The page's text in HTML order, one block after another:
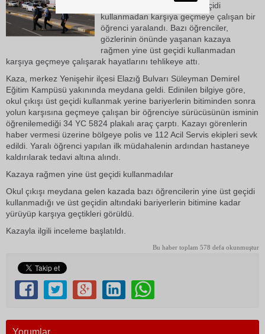
gelen trafik kazasında üst geçidi
kullanmadan karşıya geçmeye çalışan bir
öğrenci yaralandı. Bazı öğrenciler,
gözlerinin önünde yaşanan kazaya
rağmen yine üst geçidi kullanmadan
karşıya geçmeye çalışarak hayatlarını tehlikeye attı.
Kaza, merkez Yenişehir ilçesi Elazığ Bulvarı Süleyman Demirel
Eğitim Kampüsü yakınında meydana geldi. Edinilen bilgiye göre,
okul çıkışı üst geçidi kullanmak yerine bariyerlerin bitiminden sonra
yolun karşısına geçmeye çalışan bir öğrenciye sürücüsünün isminin
öğrenilemediği 34 YC 5824 plakalı araç çarptı. Kazayı görenlerin
haber vermesi üzerine bölgeye polis ve 112 Acil Servis ekipleri sevk
edildi. Yaralı öğrenci yapılan ilk müdahalenin ardından hastaneye
kaldırılarak tedavi altına alındı.
Kazaya rağmen yine üst geçidi kullanmadılar
Okul çıkışı meydana gelen kazada bazı öğrencilerin yine üst geçidi
kullanmadığı ve üst geçidin altındaki bariyerlerin bitimine kadar
yürüyüp karşıya geçtikleri görüldü.
Kazayla ilgili inceleme başlatıldı.
Bu haber toplam 578 defa okunmuştur
Yorumlar